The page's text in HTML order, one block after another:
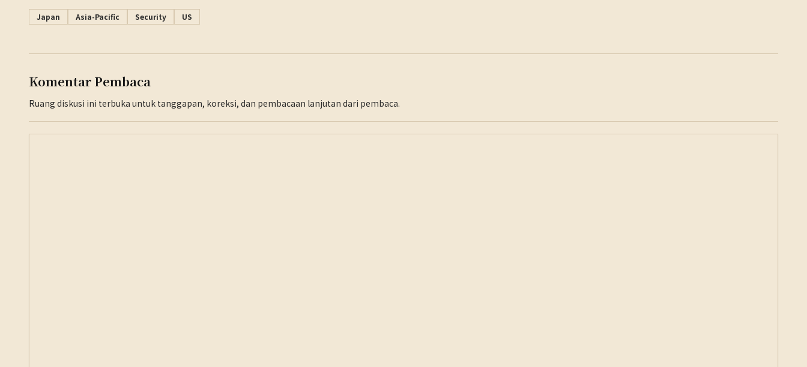
Japan Asia-Pacific Security US
Komentar Pembaca
Ruang diskusi ini terbuka untuk tanggapan, koreksi, dan pembacaan lanjutan dari pembaca.